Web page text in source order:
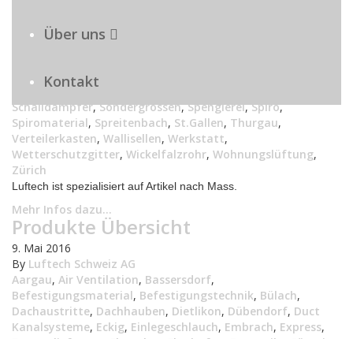
Über uns
Kontakt
Lüftungsrohr ,Lüftungsspenglerei
Lüftungstechnisch,
Produktion,Qualität
Rohrsysteme,Rund
Schalldämpfer,Sondergrössen,Spenglerei,Spiro,
Spiromaterial, Spreitenbach, St.Gallen, Thurgau,
Verteilerkasten, Wallisellen, Werkstatt,
Wetterschutzgitter, Wickelfalzrohr, Wohnungslüftung,
Zürich
Luftech ist spezialisiert auf Artikel nach Mass.
Mehr Infos dazu...
Produkte Übersicht
9. Mai 2016
By Luftech Schweiz AG
Aargau, Air Ventilation, Bassersdorf,
Befestigungsmaterial, Befestigungstechnik, Bülach,
Dachaustritte, Dachhauben, Dietlikon, Dübendorf, Duct
Kanalsysteme, Eckig, Einlegeschlauch, Embrach, Express,